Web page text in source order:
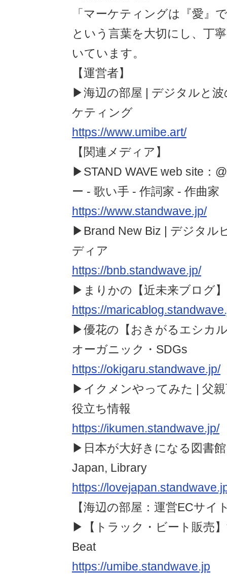
「マーケティングは『愛』
という言葉を大切にし、丁
いています。
【運営者】
▶︎海辺の部屋 | デジタルと
ケティング
https://www.umibe.art/
【関連メディア】
▶︎STAND WAVE web site：
ー - 歌い手 - 作詞家 - 作曲家
https://www.standwave.jp/
▶︎Brand New Biz | デジタル
ディア
https://bnb.standwave.jp/
▶︎まりかの【近未来ブログ
https://
▶︎優花の【おきがるエシカ
オーガニック・SDGs
https://okigaru.standwave.jp/
▶︎イクメンやってみた | 父
役立ち情報
https://ikumen.standwave.jp/
▶︎日本が大好きになる図書
Japan, Library
https://
【海辺の部屋：運営ECサイ
▶︎【トラック・ビート販売
Beat
https://umibe.standwave.jp